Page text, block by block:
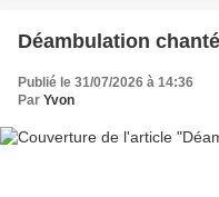
Déambulation
Publié le 31/07/2026 à 14:36
Par Yvon